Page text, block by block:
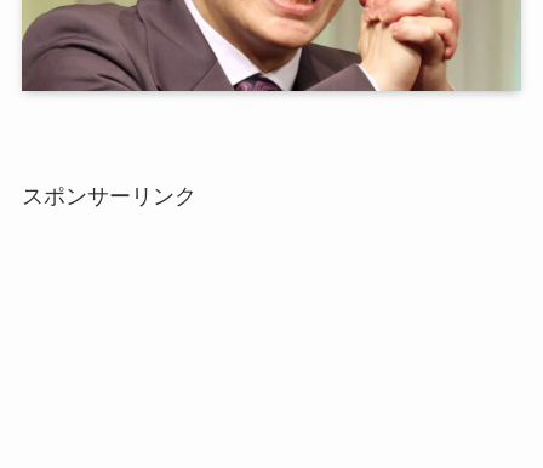
スポンサーリンク